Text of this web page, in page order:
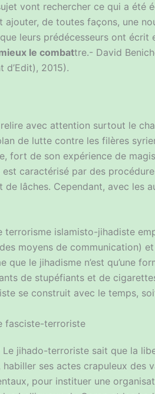
vont rechercher ce qui a
de toutes façons, une
leurs prédécesseurs ont
le combattre.- David
d’Edit), 2015).
avec attention surtout le
de lutte contre les filères
fort de son expérience de
caractérisé par des
lâches. Cependant, avec les
islamisto-jihadiste
moyens de communication)
que le jihadisme n’est qu’une
de stupéfiants et de
se construit avec le temps,
fasciste-terroriste
Le jihado-terroriste sait que la
ses actes crapuleux
pour instituer une